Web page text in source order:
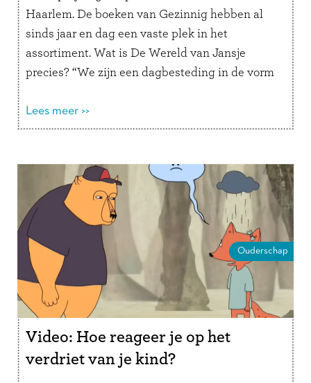
Haarlem. De boeken van Gezinnig hebben al
sinds jaar en dag een vaste plek in het
assortiment. Wat is De Wereld van Jansje
precies? “We zijn een dagbesteding in de vorm
Lees meer >>
Ouderschap
Video: Hoe reageer je op het
verdriet van je kind?